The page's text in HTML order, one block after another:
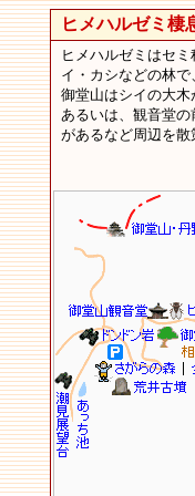
ヒメハルゼミ棲
ヒメハルゼミはセ
イ・カシなどの林
御堂山はシイの大
あるいは、観音堂の
があるなど周辺を散